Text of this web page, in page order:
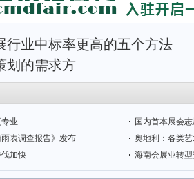
行业中标率更高的五个方法
划的需求方
业
国内首本展会
表调查报告》发布
奥地利：各类
加快
海南会展业转